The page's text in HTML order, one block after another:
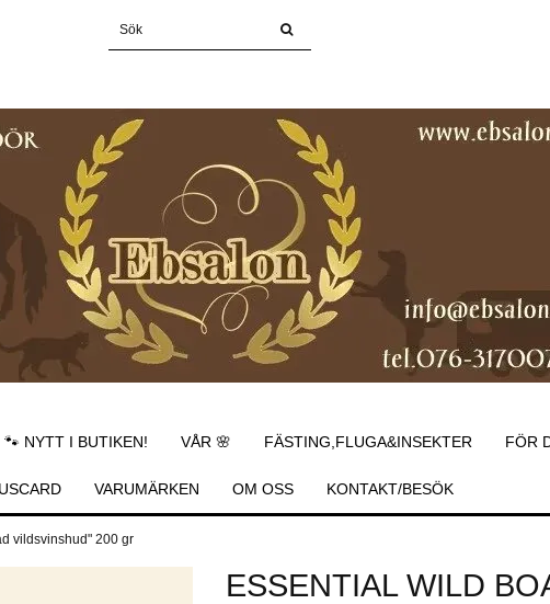
🐾 NYTT I BUTIKEN! VÅR 🌸 FÄSTING,FLUGA&INSEKTER FÖR
VARUMÄRKEN OM OSS KONTAKT/BESÖK
vildsvinshud" 200 gr
ESSENTIAL WILD